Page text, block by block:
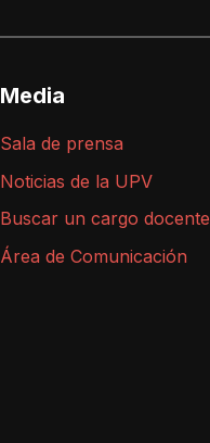
Media
Sala de prensa
Noticias de la UPV
Buscar un cargo docente
Área de Comunicación